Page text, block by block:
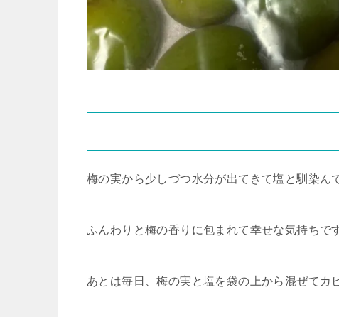
梅の実から少しづつ水分が出てきて塩と馴染ん
ふんわりと梅の香りに包まれて幸せな気持ちで
あとは毎日、梅の実と塩を袋の上から混ぜてカ